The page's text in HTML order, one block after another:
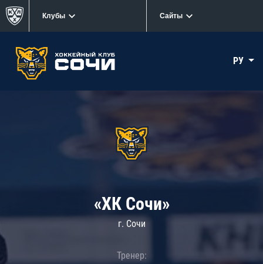
Клубы Сайты
РУ
«ХК Сочи»
г. Сочи
Тренер: